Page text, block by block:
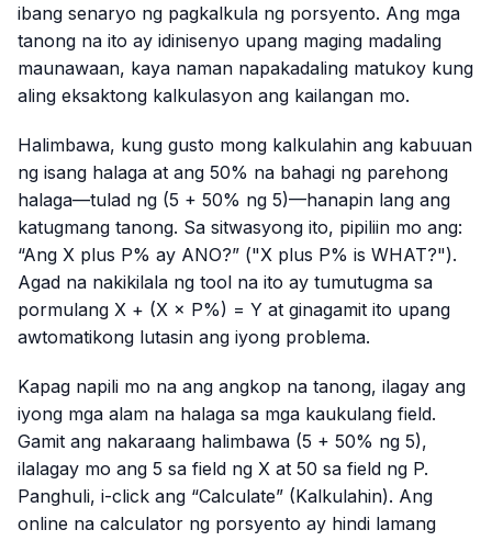
ibang senaryo ng pagkalkula ng porsyento. Ang mga
tanong na ito ay idinisenyo upang maging madaling
maunawaan, kaya naman napakadaling matukoy kung
aling eksaktong kalkulasyon ang kailangan mo.
Halimbawa, kung gusto mong kalkulahin ang kabuuan
ng isang halaga at ang 50% na bahagi ng parehong
halaga—tulad ng (5 + 50% ng 5)—hanapin lang ang
katugmang tanong. Sa sitwasyong ito, pipiliin mo ang:
“Ang X plus P% ay ANO?” ("X plus P% is WHAT?").
Agad na nakikilala ng tool na ito ay tumutugma sa
pormulang X + (X × P%) = Y at ginagamit ito upang
awtomatikong lutasin ang iyong problema.
Kapag napili mo na ang angkop na tanong, ilagay ang
iyong mga alam na halaga sa mga kaukulang field.
Gamit ang nakaraang halimbawa (5 + 50% ng 5),
ilalagay mo ang 5 sa field ng X at 50 sa field ng P.
Panghuli, i-click ang “Calculate” (Kalkulahin). Ang
online na calculator ng porsyento ay hindi lamang